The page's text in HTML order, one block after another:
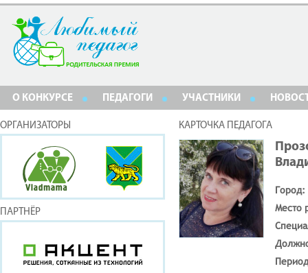
О КОНКУРСЕ ПЕДАГОГИ УЧАСТНИКИ
ОРГАНИЗАТОРЫ
ПАРТНЁР
КАРТОЧКА ПЕДАГОГА
Город:
Место